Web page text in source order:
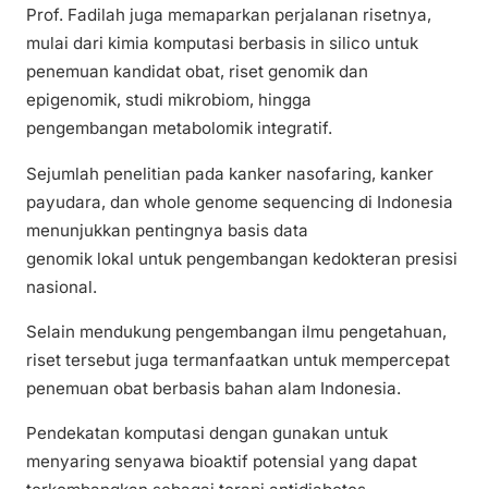
Prof. Fadilah juga memaparkan perjalanan risetnya,
mulai dari kimia komputasi berbasis in silico untuk
penemuan kandidat obat, riset genomik dan
epigenomik, studi mikrobiom, hingga
pengembangan metabolomik integratif.
Sejumlah penelitian pada kanker nasofaring, kanker
payudara, dan whole genome sequencing di Indonesia
menunjukkan pentingnya basis data
genomik lokal untuk pengembangan kedokteran presisi
nasional.
Selain mendukung pengembangan ilmu pengetahuan,
riset tersebut juga termanfaatkan untuk mempercepat
penemuan obat berbasis bahan alam Indonesia.
Pendekatan komputasi dengan gunakan untuk
menyaring senyawa bioaktif potensial yang dapat